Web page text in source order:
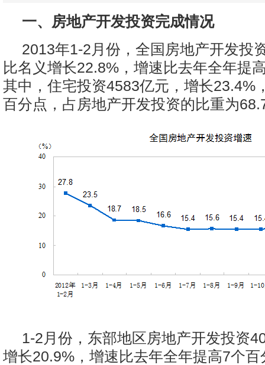
一、房地产开发投资完成情况
2013年1-2月份，全国房地产开发投
比名义增长22.8%，增速比去年全年提
其中，住宅投资4583亿元，增长23.4%
百分点，占房地产开发投资的比重为
1-2月份，东部地区房地产开发投资
增长20.9%，增速比去年全年提高7个